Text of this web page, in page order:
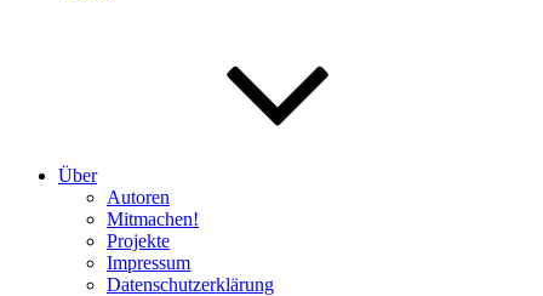
Über
Autoren
Mitmachen!
Projekte
Impressum
Datenschutzerklärung